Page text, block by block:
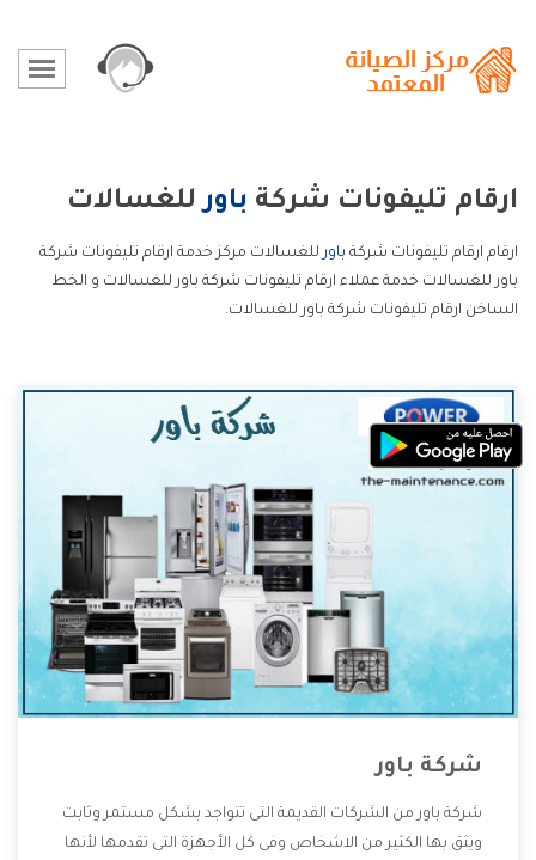
ارقام تليفونات شركة باورللغسالات
ارقام ارقام تليفونات شركة باورللغسالات مركز خدمة ارقام تليفونات شركة
باور للغسالات خدمة عملاء ارقام تليفونات شركة باور للغسالات و الخط
الساخن ارقام تليفونات شركة باور للغسالات.
شركة باور
شركة باور من الشركات القديمة التى تتواجد بشكل مستمر وثابت
ويثق بها الكثير من الاشخاص وفى كل الأجهزة التى تقدمها لأنها